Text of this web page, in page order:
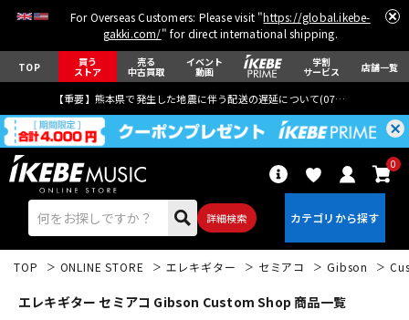
For Overseas Customers: Please visit "https://global.ikebe-
gakki.com/" for direct international shipping.
TOP 買う
ストア
売る
中古買取
イベント
動画
学割
サービス 店舗一覧
【重要】熊本県で発生した地震に伴う配送の遅延について(07月29日
詳細検索
0
TOP ONLINE STORE エレキギター セミアコ Gibson
エレキギター セミアコ Gibson Custom Shop 商品一覧